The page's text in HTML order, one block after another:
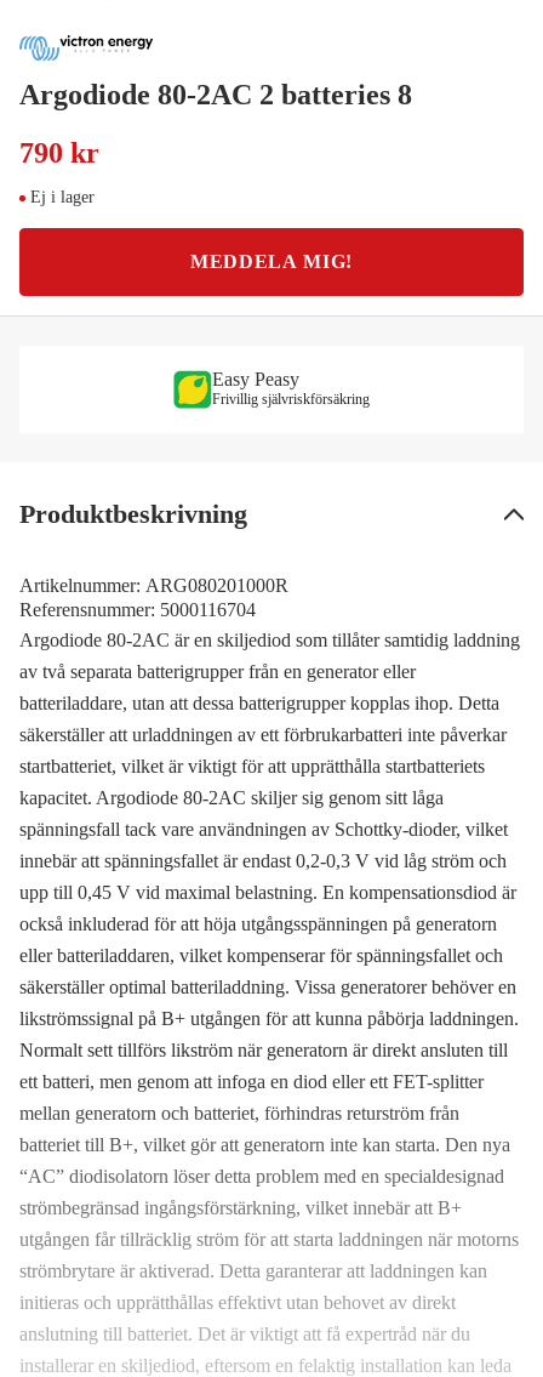
Argodiode 80-2AC 2 batteries 8
790 kr
Ej i lager
MEDDELA MIG!
Easy Peasy
Frivillig självriskförsäkring
Produktbeskrivning
Artikelnummer: ARG080201000R
Referensnummer: 5000116704
Argodiode 80-2AC är en skiljediod som tillåter samtidig laddning
av två separata batterigrupper från en generator eller
batteriladdare, utan att dessa batterigrupper kopplas ihop. Detta
säkerställer att urladdningen av ett förbrukarbatteri inte påverkar
startbatteriet, vilket är viktigt för att upprätthålla startbatteriets
kapacitet. Argodiode 80-2AC skiljer sig genom sitt låga
spänningsfall tack vare användningen av Schottky-dioder, vilket
innebär att spänningsfallet är endast 0,2-0,3 V vid låg ström och
upp till 0,45 V vid maximal belastning. En kompensationsdiod är
också inkluderad för att höja utgångsspänningen på generatorn
eller batteriladdaren, vilket kompenserar för spänningsfallet och
säkerställer optimal batteriladdning. Vissa generatorer behöver en
likströmssignal på B+ utgången för att kunna påbörja laddningen.
Normalt sett tillförs likström när generatorn är direkt ansluten till
ett batteri, men genom att infoga en diod eller ett FET-splitter
mellan generatorn och batteriet, förhindras returström från
batteriet till B+, vilket gör att generatorn inte kan starta. Den nya
“AC” diodisolatorn löser detta problem med en specialdesignad
strömbegränsad ingångsförstärkning, vilket innebär att B+
utgången får tillräcklig ström för att starta laddningen när motorns
strömbrytare är aktiverad. Detta garanterar att laddningen kan
initieras och upprätthållas effektivt utan behovet av direkt
anslutning till batteriet. Det är viktigt att få expertråd när du
installerar en skiljediod, eftersom en felaktig installation kan leda